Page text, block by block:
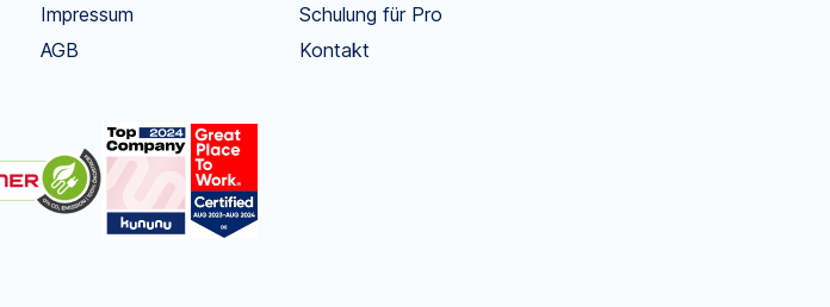
Impressum
AGB
Schulung für Pro
Kontakt